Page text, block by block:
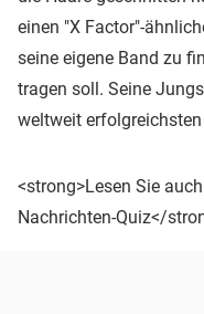
einen "X Factor"-
seine eigene Band zu
tragen soll. Seine
weltweit
<strong>Lesen Sie
Nachrichten-Quiz</